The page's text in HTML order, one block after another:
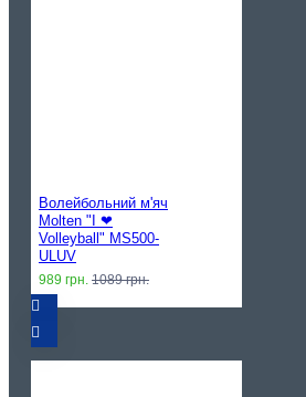
Волейбольний м'яч
Molten "I ❤︎
Volleyball" MS500-
ULUV
989 грн. 1089 грн.